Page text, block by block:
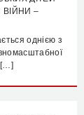
ВІЙНИ –
однією з
[…]